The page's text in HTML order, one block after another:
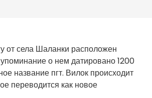
от села Шаланки расположен
о нем датировано 1200
название пгт. Вилок происходит
переводится как новое